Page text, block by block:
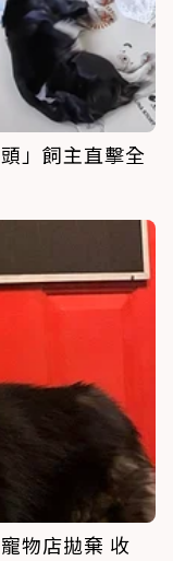
」飼主直擊全
物店拋棄 收